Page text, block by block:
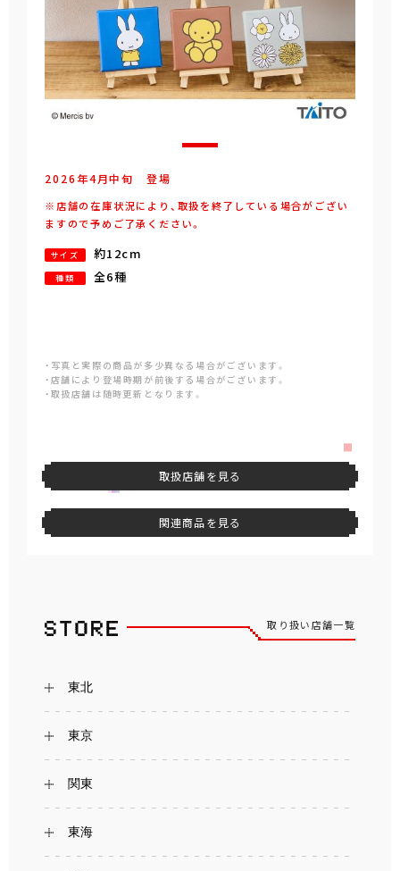
2026年4月中旬 登場
※店舗の在庫状況により、取扱を終了している場合がござい
ますので予めご了承ください。
サイズ 約12cm
種類 全6種
・写真と実際の商品が多少異なる場合がございます。
・店舗により登場時期が前後する場合がございます。
・取扱店舗は随時更新となります。
取扱店舗を見る
関連商品を見る
取り扱い店舗一覧
東北
東京
関東
東海